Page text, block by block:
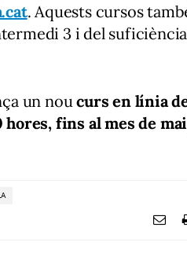
. Aquests cursos
3 i del
un noucurs en línia
hores, fins al mes de